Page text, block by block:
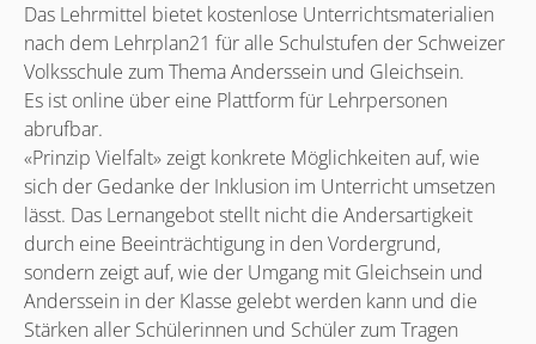
Das Lehrmittel bietet kostenlose Unterrichtsmaterialien
nach dem Lehrplan21 für alle Schulstufen der Schweizer
Volksschule zum Thema Anderssein und Gleichsein.
Es ist online über eine Plattform für Lehrpersonen
abrufbar.
«Prinzip Vielfalt» zeigt konkrete Möglichkeiten auf, wie
sich der Gedanke der Inklusion im Unterricht umsetzen
lässt. Das Lernangebot stellt nicht die Andersartigkeit
durch eine Beeinträchtigung in den Vordergrund,
sondern zeigt auf, wie der Umgang mit Gleichsein und
Anderssein in der Klasse gelebt werden kann und die
Stärken aller Schülerinnen und Schüler zum Tragen